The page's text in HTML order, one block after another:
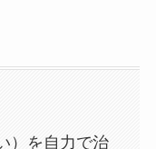
）を自力で治